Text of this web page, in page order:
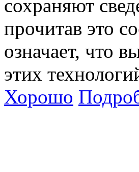
сохраняют
прочитав это
означает, что
этих
Хорошо